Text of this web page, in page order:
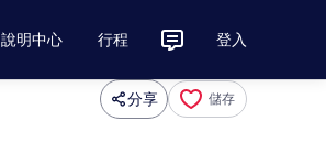
說明中心 行程 登入
分享 儲存